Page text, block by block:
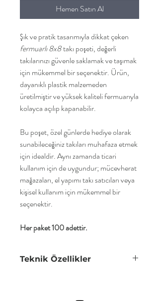
Hemen Satın Al
Şık ve pratik tasarımıyla dikkat çeken
fermuarlı 8x8takı poşeti, değerli
takılarınızı güvenle saklamak ve taşımak
için mükemmel bir seçenektir. Ürün,
dayanıklı plastik malzemeden
üretilmiştir ve yüksek kaliteli fermuarıyla
kolayca açılıp kapanabilir.
Bu poşet, özel günlerde hediye olarak
sunabileceğiniz takıları muhafaza etmek
için idealdir. Aynı zamanda ticari
kullanım için de uygundur; mücevherat
mağazaları, el yapımı takı satıcıları veya
kişisel kullanım için mükemmel bir
seçenektir.
Her paket 100 adettir.
Teknik Özellikler